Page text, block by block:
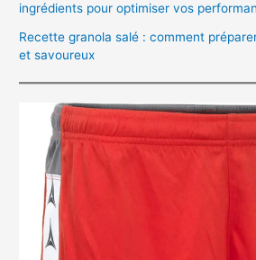
ingrédients pour optimiser vos
Recette granola salé : comment
et savoureux